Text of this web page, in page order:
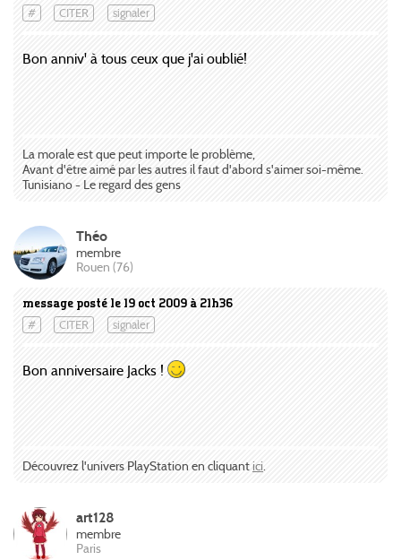
# CITER signaler
Bon anniv' à tous ceux que j'ai oublié!
La morale est que peut importe le problème,
Avant d'être aimé par les autres il faut d'abord s'aimer soi-même.
Tunisiano - Le regard des gens
message posté le 19 oct 2009 à 21h36
# CITER signaler
Théo
membre
Rouen (76)
Bon anniversaire Jacks !
Découvrez l'univers PlayStation en cliquantici.
art128
membre
Paris